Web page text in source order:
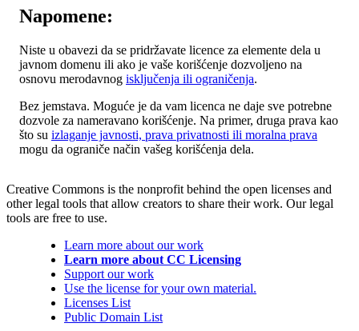
Napomene:
Niste u obavezi da se pridržavate licence za elemente dela u
javnom domenu ili ako je vaše korišćenje dozvoljeno na
osnovu merodavnog isključenja ili ograničenja.
Bez jemstava. Moguće je da vam licenca ne daje sve potrebne
dozvole za nameravano korišćenje. Na primer, druga prava kao
što su izlaganje javnosti, prava privatnosti ili moralna prava
mogu da ograniče način vašeg korišćenja dela.
Creative Commons is the nonprofit behind the open licenses and
other legal tools that allow creators to share their work. Our legal
tools are free to use.
Learn more about our work
Learn more about CC Licensing
Support our work
Use the license for your own material.
Licenses List
Public Domain List